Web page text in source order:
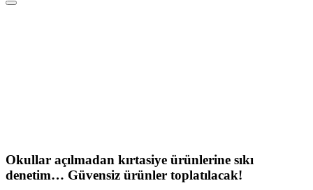
Okullar açılmadan kırtasiye ürünlerine sıkı
denetim… Güvensiz ürünler toplatılacak!